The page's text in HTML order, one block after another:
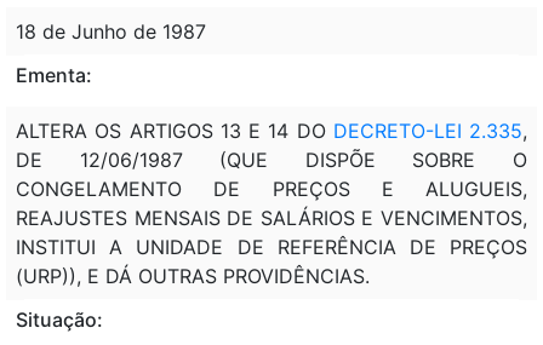
18 de Junho de 1987
Ementa:
ALTERA OS ARTIGOS 13 E 14 DO DECRETO-LEI 2.335,
DE 12/06/1987 (QUE DISPÕE SOBRE O
CONGELAMENTO DE PREÇOS E ALUGUEIS,
REAJUSTES MENSAIS DE SALÁRIOS E VENCIMENTOS,
INSTITUI A UNIDADE DE REFERÊNCIA DE PREÇOS
(URP)), E DÁ OUTRAS PROVIDÊNCIAS.
Situação: